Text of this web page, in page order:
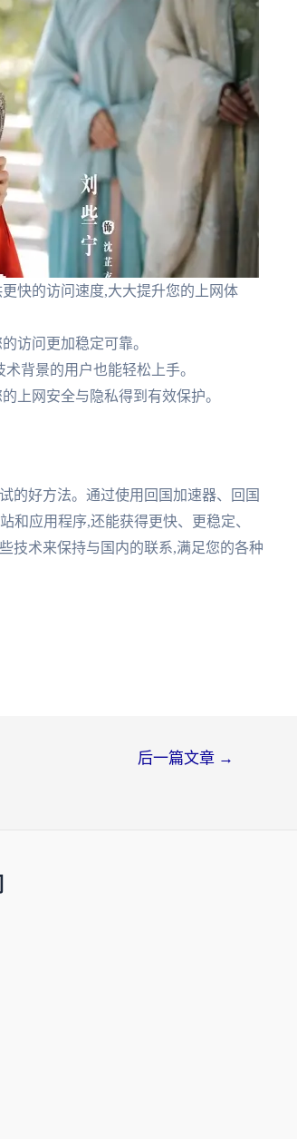
快的访问速度,大大提升您的上网体
访问更加稳定可靠。
背景的用户也能轻松上手。
上网安全与隐私得到有效保护。
的好方法。通过使用回国加速器、回国
和应用程序,还能获得更快、更稳定、
技术来保持与国内的联系,满足您的各种
后一篇文章 →